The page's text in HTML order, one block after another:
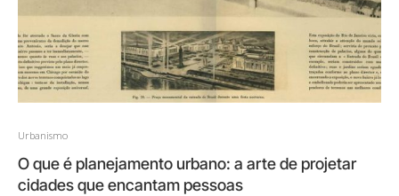
Urbanismo
O que é planejamento urbano: a arte de projetar
cidades que encantam pessoas